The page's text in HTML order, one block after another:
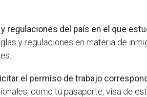
del país en el que
y regulaciones en materia de
el permiso de trabajo
como tu pasaporte, visa de